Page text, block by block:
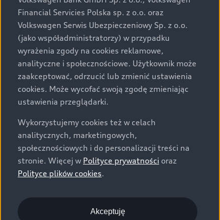
za dopłatą. Wiążące ustalenie ceny, wyposażenia i
specyfikacji pojazdu następują w umowie sprzedaży, a
określenie parametrów technicznych zawiera
świadectwo homologacji typu pojazdu. Zastrzegamy
sobie prawo do zmian i pomyłek. Wszelkie informacje
prezentowane na stronie są aktualne na dzień ich
zamieszczania. W celu uzyskania najnowszych
informacji prosimy kontaktować się z Partnerem Marki
Audi.
Wszystkie produkowane obecnie samochody marki Audi
są wykonywane z materiałów spełniających pod
względem możliwości odzysku i recyklingu wymagania
określone w normie ISO 22628 i są zgodne z
europejskimi świadectwami homologacji wydanymi wg
o.o. podlega obowiązkowi zapewnienia wszystkim
użytkownikom samochodów marki Volkswagen sieci
Financial Servicies Polska sp. z o.o. oraz
Volkswagen Serwis Ubezpieczeniowy Sp. z o.o.
(jako współadministratorzy) w przypadku
wyrażenia zgody na cookies reklamowe,
analityczne i społecznościowe. Użytkownik może
zaakceptować, odrzucić lub zmienić ustawienia
cookies. Może wycofać swoją zgodę zmieniając
ustawienia przeglądarki.
Wykorzystujemy cookies też w celach
analitycznych, marketingowych,
społecznościowych i do personalizacji treści na
stronie. Więcej w Polityce prywatności oraz
Polityce plików cookies.
Akceptuję